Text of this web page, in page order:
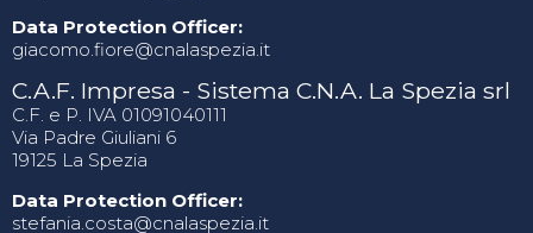
Data Protection Officer:
giacomo.fiore@cnalaspezia.it
C.A.F. Impresa - Sistema C.N.A. La Spezia srl
C.F. e P. IVA 01091040111
Via Padre Giuliani 6
19125 La Spezia
Data Protection Officer:
stefania.costa@cnalaspezia.it